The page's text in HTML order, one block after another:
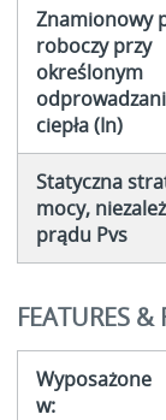
Znamionowy
roboczy przy
określonym
ciepła (In)
Statyczna
mocy,
prądu Pvs
FEATURES
Wyposażone
w: